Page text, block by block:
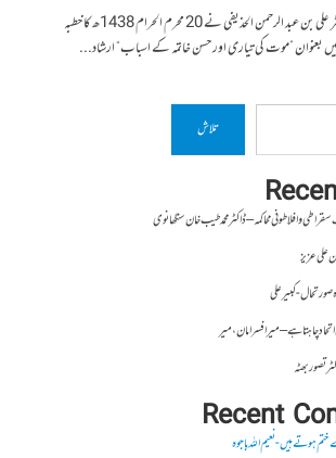
فضیلۃ الشیخ پروفیسر ڈاکٹر علی بن عبد الرحمن الحذیفی نے 20 محرم الحرام 1438ھ کا خطبہ
بعنوان ”موت کی تیاری اور حسن خاتمہ کے اسباب“ ارشاد...
تلاش
و افلاطونی محاکمہ – ڈاکٹر محمد طیب خان سنگھانوی
علی عزیز
کبیر علی
چاہتا ہے – میر افسر امان،میر
تصور بھٹہ
Recent
ہوتے ہیں- نعیم اللہ باجوہ